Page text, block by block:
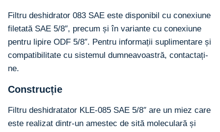
Filtru deshidrator 083 SAE este disponibil cu conexiune
filetată SAE 5/8″, precum și în variante cu conexiune
pentru lipire ODF 5/8″. Pentru informații suplimentare și
compatibilitate cu sistemul dumneavoastră, contactați-
ne.
Construcție
Filtru deshidratator KLE-085 SAE 5/8″ are un miez care
este realizat dintr-un amestec de sită moleculară și